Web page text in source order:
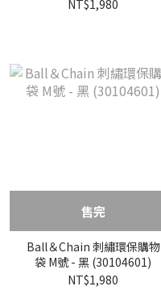
NT$1,980
售完
Ball＆Chain 刺繡環保購物
袋 M號 - 黑 (30104601)
NT$1,980